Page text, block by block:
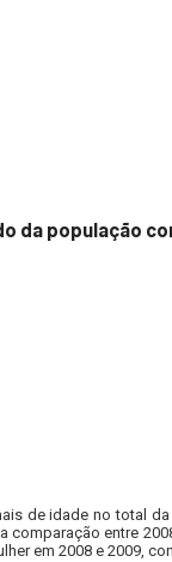
da população
de idade no total
comparação entre
em 2008 e 2009,